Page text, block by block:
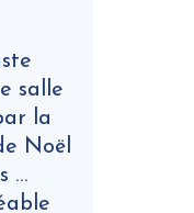
salle
la
Noël
…